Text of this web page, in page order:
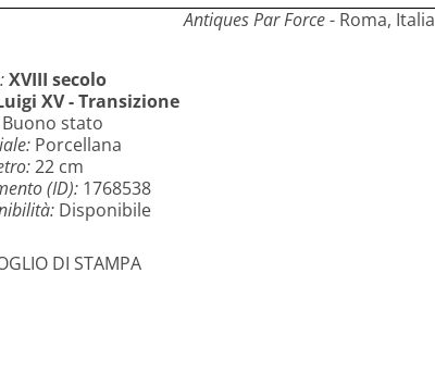
Antiques Par Force- Roma, Italia
XVIII secolo
XV - Transizione
Buono stato
Porcellana
22 cm
(ID): 1768538
Disponibile
DI STAMPA